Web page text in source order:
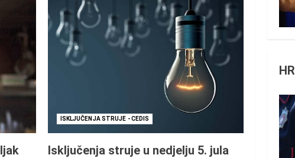
ISKLJUČENJA STRUJE - CEDIS
Isključenja struje u nedjelju 5. jula